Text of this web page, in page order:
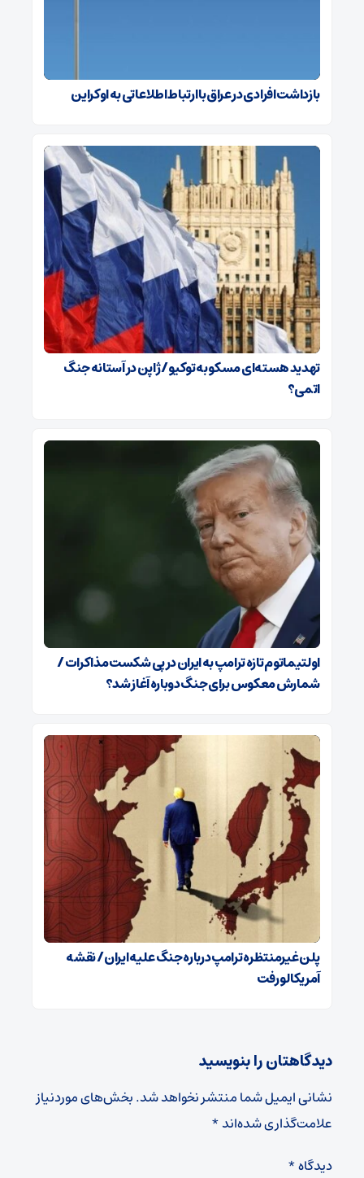
بازداشت افرادی در عراق با ارتباط اطلاعاتی به اوکراین
تهدید هسته‌ای مسکو به توکیو / ژاپن در آستانه جنگ
اتمی؟
اولتیماتوم تازه ترامپ به ایران در پی شکست مذاکرات /
شمارش معکوس برای جنگ دوباره آغاز شد؟
پلن غیرمنتظره ترامپ درباره جنگ علیه ایران / نقشه
آمریکا لو رفت
دیدگاهتان را بنویسید
نشانی ایمیل شما منتشر نخواهد شد.بخش‌های موردنیاز
علامت‌گذاری شده‌اند*
دیدگاه*